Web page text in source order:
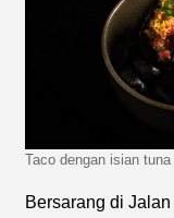
Taco dengan isian
Bersarang di